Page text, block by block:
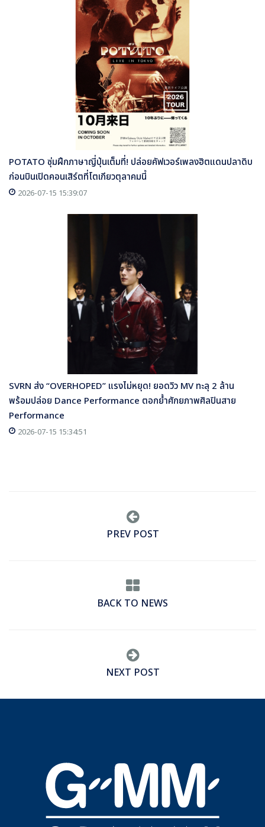
POTATO ซุ่มฝึกภาษาญี่ปุ่นเต็มที่! ปล่อยคัฟเวอร์เพลงฮิตแดนปลาดิบ
ก่อนบินเปิดคอนเสิร์ตที่โตเกียวตุลาคมนี้
2026-07-15 15:39:07
SVRN ส่ง “OVERHOPED” แรงไม่หยุด! ยอดวิว MV ทะลุ 2 ล้าน
พร้อมปล่อย Dance Performance ตอกย้ำศักยภาพศิลปินสาย
Performance
2026-07-15 15:34:51
PREV POST
BACK TO NEWS
NEXT POST